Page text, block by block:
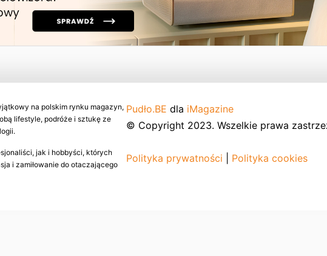
na polskim rynku magazyn,
lifestyle, podróże i sztukę ze
jak i hobbyści, których
i zamiłowanie do otaczającego
Pudło.BE dla iMagazine
© Copyright 2023. Wszelkie prawa
Polityka prywatności Polityka cookies